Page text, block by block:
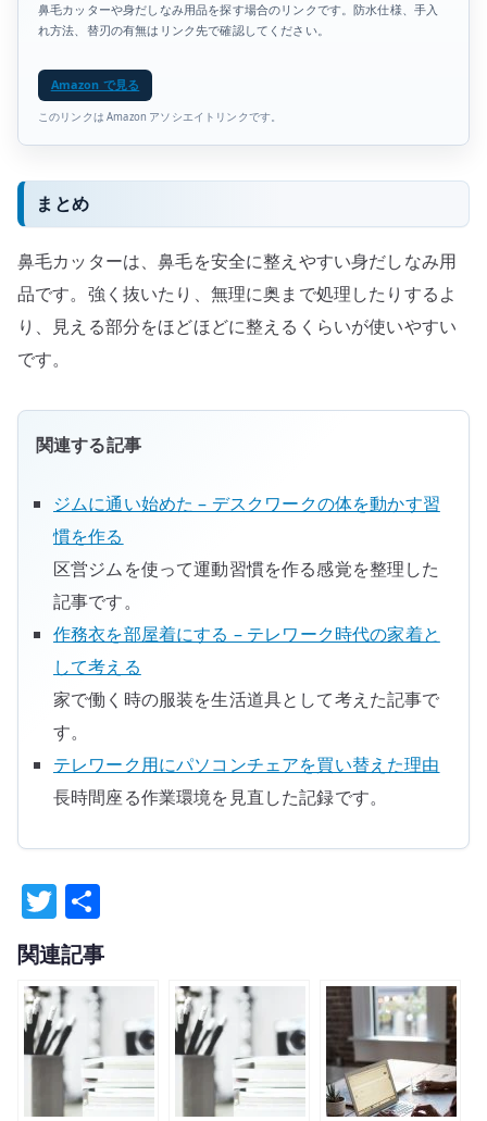
鼻毛カッターや身だしなみ用品を探す場合のリンクです。防水仕様、手入
れ方法、替刃の有無はリンク先で確認してください。
Amazon で見る
このリンクは Amazon アソシエイトリンクです。
まとめ
鼻毛カッターは、鼻毛を安全に整えやすい身だしなみ用
品です。強く抜いたり、無理に奥まで処理したりするよ
り、見える部分をほどほどに整えるくらいが使いやすい
です。
関連する記事
ジムに通い始めた – デスクワークの体を動かす習
慣を作る
区営ジムを使って運動習慣を作る感覚を整理した
記事です。
作務衣を部屋着にする – テレワーク時代の家着と
して考える
家で働く時の服装を生活道具として考えた記事で
す。
テレワーク用にパソコンチェアを買い替えた理由
長時間座る作業環境を見直した記録です。
T
w
it
te
r
有
関連記事